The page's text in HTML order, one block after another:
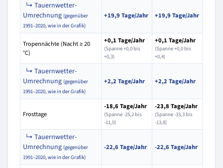
↳ Tauernwetter-
Umrechnung (gegenüber
1991–2020, wie in der Grafik)
+19,9 Tage/Jahr +19,9 Tage/Jahr
Tropennächte (Nacht ≥ 20
°C)
+0,1 Tage/Jahr
(Spanne +0,0 bis
+0,3)
+0,1 Tage/Jahr
(Spanne +0,0 bis
+0,4)
↳ Tauernwetter-
Umrechnung (gegenüber
1991–2020, wie in der Grafik)
+2,2 Tage/Jahr +2,2 Tage/Jahr
Frosttage
-18,6 Tage/Jahr
(Spanne -25,2 bis
-11,0)
-23,8 Tage/Jahr
(Spanne -33,3 bis
-13,8)
↳ Tauernwetter-
Umrechnung (gegenüber
1991–2020, wie in der Grafik)
-22,6 Tage/Jahr -22,6 Tage/Jahr